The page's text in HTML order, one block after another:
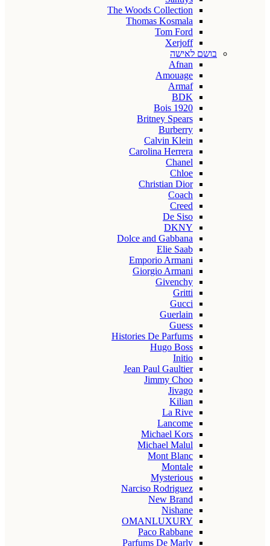
The Woods Collection
Thomas Kosmala
Tom Ford
Xerjoff
בושם לאישה
Afnan
Amouage
Armaf
BDK
Bois 1920
Britney Spears
Burberry
Calvin Klein
Carolina Herrera
Chanel
Chloe
Christian Dior
Coach
Creed
De Siso
DKNY
Dolce and Gabbana
Elie Saab
Emporio Armani
Giorgio Armani
Givenchy
Gritti
Gucci
Guerlain
Guess
Histories De Parfums
Hugo Boss
Initio
Jean Paul Gaultier
Jimmy Choo
Jivago
Kilian
La Rive
Lancome
Michael Kors
Michael Malul
Mont Blanc
Montale
Mysterious
Narciso Rodriguez
New Brand
Nishane
OMANLUXURY
Paco Rabbane
Parfums De Marly